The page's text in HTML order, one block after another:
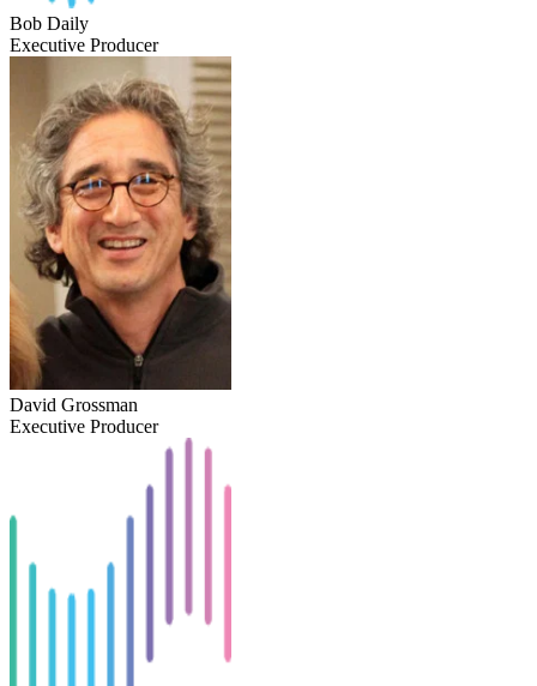
Bob Daily
Executive Producer
David Grossman
Executive Producer